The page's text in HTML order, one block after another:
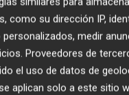
a un paso
como su dirección IP,
medir
Proveedores de
el uso de datos de
aplican solo a este sitio